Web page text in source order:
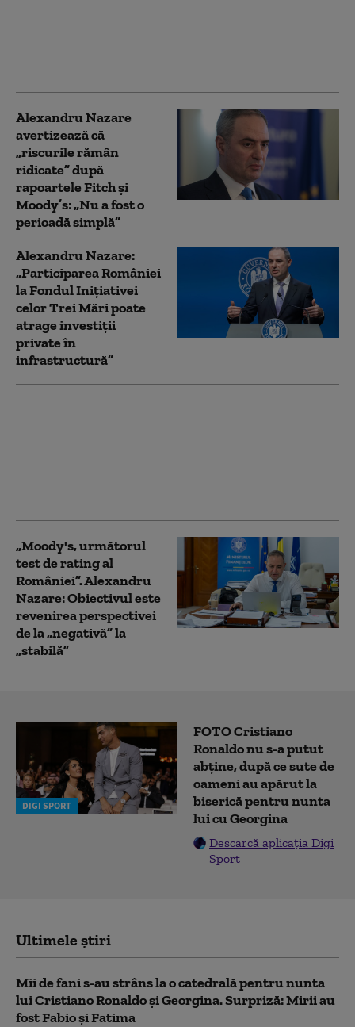
Alexandru Nazare
avertizează că
„riscurile rămân
ridicate” după
rapoartele Fitch și
Moody’s: „Nu a fost o
perioadă simplă”
Alexandru Nazare:
„Participarea României
la Fondul Inițiativei
celor Trei Mări poate
atrage investiții
private în
infrastructură”
„Moody's, următorul
test de rating al
României”. Alexandru
Nazare: Obiectivul este
revenirea perspectivei
de la „negativă” la
„stabilă”
DIGI SPORT
FOTO Cristiano
Ronaldo nu s-a putut
abține, după ce sute de
oameni au apărut la
biserică pentru nunta
lui cu Georgina
Descarcă aplicația Digi
Sport
Ultimele știri
Mii de fani s-au strâns la o catedrală pentru nunta
lui Cristiano Ronaldo şi Georgina. Surpriză: Mirii au
fost Fabio şi Fatima